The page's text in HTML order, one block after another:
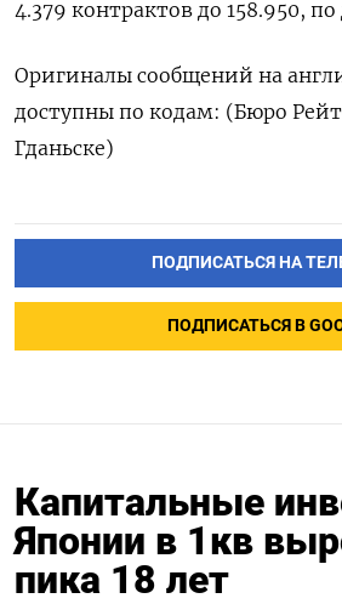
4.379 контрактов до 158.950,
Оригиналы сообщений на
доступны по кодам: (Бюро
Гданьске)
ПОДПИСАТЬСЯ НА
ПОДПИСАТЬСЯ В
Капитальные
Японии в 1кв
пика 18 лет